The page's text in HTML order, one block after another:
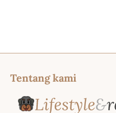
Tentang kami